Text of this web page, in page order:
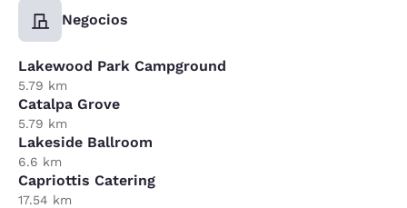
Negocios
Lakewood Park Campground
5.79 km
Catalpa Grove
5.79 km
Lakeside Ballroom
6.6 km
Capriottis Catering
17.54 km